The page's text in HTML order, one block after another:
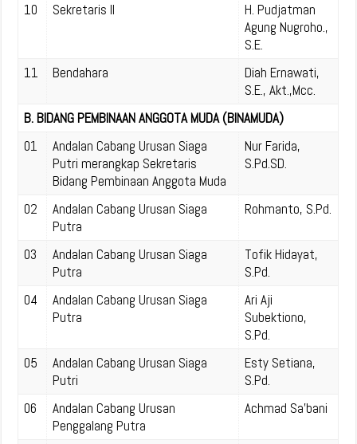
10
Sekretaris II
H. Pudjatman
Agung Nugroho.,
S.E.
11
Bendahara
Diah Ernawati,
S.E., Akt.,Mcc.
B. BIDANG PEMBINAAN ANGGOTA MUDA (BINAMUDA)
01
Andalan Cabang Urusan Siaga
Putri merangkap Sekretaris
Bidang Pembinaan Anggota Muda
Nur Farida,
S.Pd.SD.
02
Andalan Cabang Urusan Siaga
Putra
Rohmanto, S.Pd.
03
Andalan Cabang Urusan Siaga
Putra
Tofik Hidayat,
S.Pd.
04
Andalan Cabang Urusan Siaga
Putra
Ari Aji
Subektiono,
S.Pd.
05
Andalan Cabang Urusan Siaga
Putri
Esty Setiana,
S.Pd.
06
Andalan Cabang Urusan
Penggalang Putra
Achmad Sa’bani